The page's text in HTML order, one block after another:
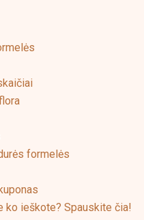
formelės
ko ieškote? Spauskite čia!